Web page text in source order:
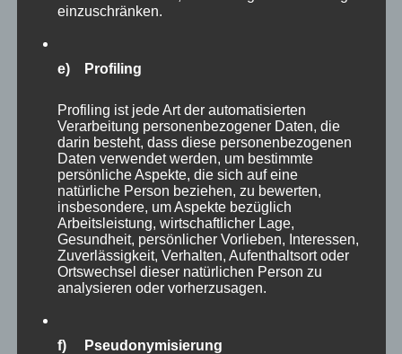
Zum Abschluss der Befragungsergebnisse in
ganz anderes Thema nämlich auf das Thema
Führungskräfte auch in der Coronapandemie
besonders gefordert waren, versteht sich von
selbst. Forschende an der Kühne Logistik
Universität haben aktuell untersucht,
inwieweit Managerinnen und Manager einer
Burnout Gefahr unterliegen. Für ihre Studie
haben sie in zwei Runden einmal 580 und
einmal 154 Führungskräfte sowie jeweils eine
Befragungsgegenstand waren das erlebte
einzuschränken.
e) Profiling
Profiling ist jede Art der automatisierten
Verarbeitung personenbezogener Daten, die
darin besteht, dass diese personenbezogenen
Daten verwendet werden, um bestimmte
persönliche Aspekte, die sich auf eine
natürliche Person beziehen, zu bewerten,
insbesondere, um Aspekte bezüglich
Arbeitsleistung, wirtschaftlicher Lage,
Gesundheit, persönlicher Vorlieben, Interessen,
Zuverlässigkeit, Verhalten, Aufenthaltsort oder
Ortswechsel dieser natürlichen Person zu
analysieren oder vorherzusagen.
f) Pseudonymisierung